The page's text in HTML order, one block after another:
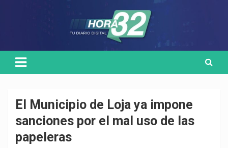
El Municipio de Loja ya impone
sanciones por el mal uso de las
papeleras